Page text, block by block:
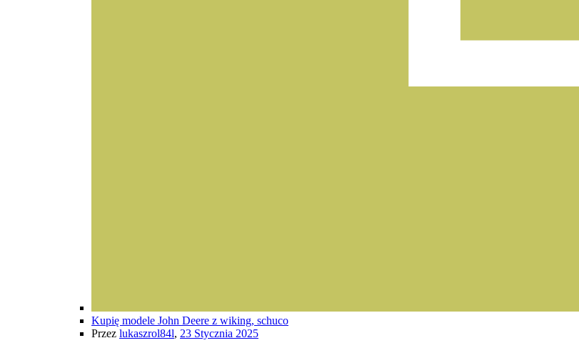
Kupię modele John Deere z wiking, schuco
Przez lukaszrol84l, 23 Stycznia 2025